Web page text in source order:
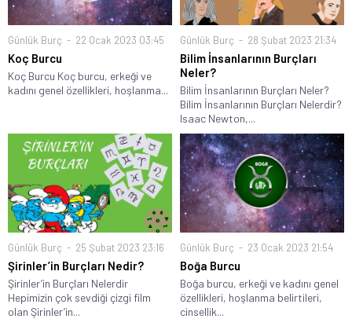
Günlük Burç 22 Ocak 2023 03:45
Koç Burcu
Koç Burcu Koç burcu, erkeği ve
kadını genel özellikleri, hoşlanma...
Günlük Burç 28 Şubat 2023 21:34
Bilim İnsanlarının Burçları
Neler?
Bilim İnsanlarının Burçları Neler?
Bilim İnsanlarının Burçları Nelerdir?
Isaac Newton,...
Günlük Burç 25 Şubat 2023 23:16
Şirinler’in Burçları Nedir?
Şirinler’in Burçları Nelerdir
Hepimizin çok sevdiği çizgi film
olan Şirinler’in...
Günlük Burç 23 Ocak 2023 21:54
Boğa Burcu
Boğa burcu, erkeği ve kadını genel
özellikleri, hoşlanma belirtileri,
cinsellik...